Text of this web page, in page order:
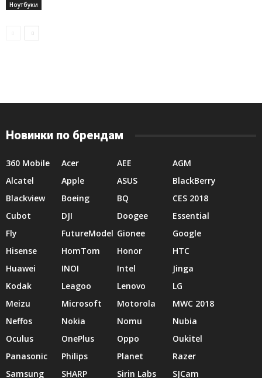
Ноутбуки
Новинки по брендам
360 Mobile Acer AEE
AGM
Alcatel
Apple ASUS
BlackBerry
Blackview
Boeing BQ
CES 2018
Cubot
DJI Doogee
Essential
Fly
FutureModel Gionee
Google
Hisense
HomTom Honor
HTC
Huawei
INOI Intel
Jinga
Kodak
Leagoo Lenovo
LG
Meizu
Microsoft Motorola
MWC 2018
Neffos
Nokia Nomu
Nubia
Oculus
OnePlus Oppo
Oukitel
Panasonic
Philips Planet
Razer
Samsung
SHARP Sirin Labs SJCam